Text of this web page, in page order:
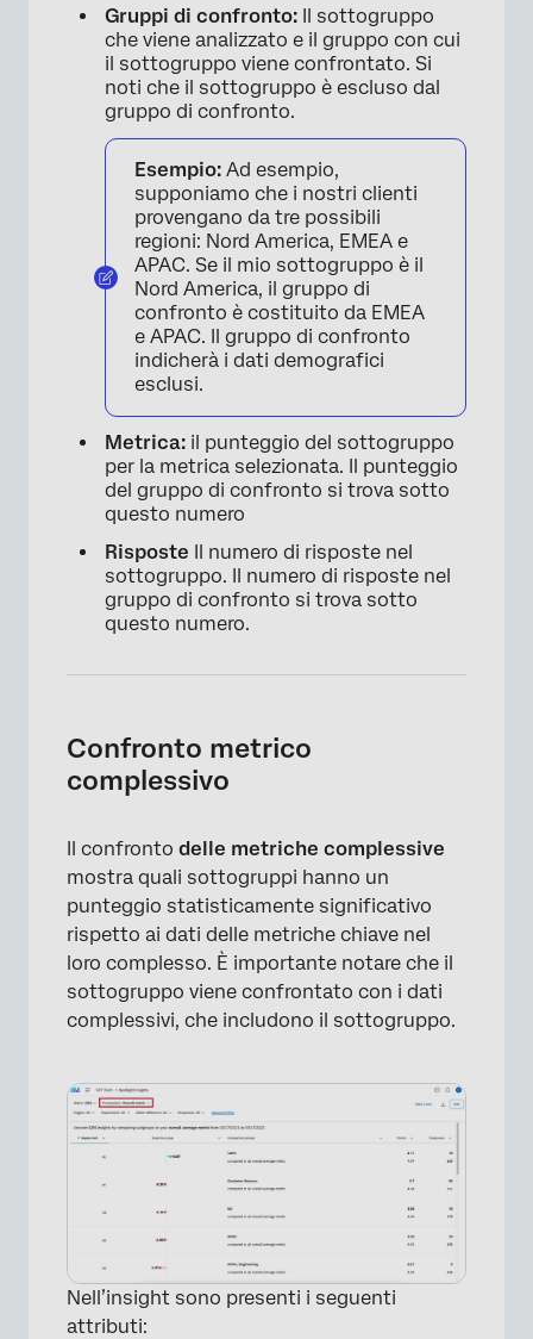
×
Gruppi di confronto: Il sottogruppo
che viene analizzato e il gruppo con cui
il sottogruppo viene confrontato. Si
noti che il sottogruppo è escluso dal
gruppo di confronto.
Esempio: Ad esempio,
supponiamo che i nostri clienti
provengano da tre possibili
regioni: Nord America, EMEA e
APAC. Se il mio sottogruppo è il
Nord America, il gruppo di
confronto è costituito da EMEA
e APAC. Il gruppo di confronto
indicherà i dati demografici
esclusi.
Metrica: il punteggio del sottogruppo
per la metrica selezionata. Il punteggio
del gruppo di confronto si trova sotto
questo numero
Risposte Il numero di risposte nel
sottogruppo. Il numero di risposte nel
gruppo di confronto si trova sotto
questo numero.
Confronto metrico
complessivo
Il confronto delle metriche complessive
mostra quali sottogruppi hanno un
punteggio statisticamente significativo
rispetto ai dati delle metriche chiave nel
loro complesso. È importante notare che il
sottogruppo viene confrontato con i dati
complessivi, che includono il sottogruppo.
Nell’insight sono presenti i seguenti
attributi: